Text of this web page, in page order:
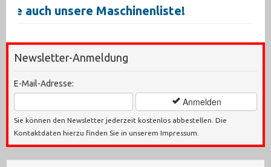
unsere Maschinenliste!
Newsletter-Anmeldung
E-Mail-Adresse:
Anmelden
Sie können den Newsletter jederzeit kostenlos abbestellen. Die
Kontaktdaten hierzu finden Sie in unserem Impressum.